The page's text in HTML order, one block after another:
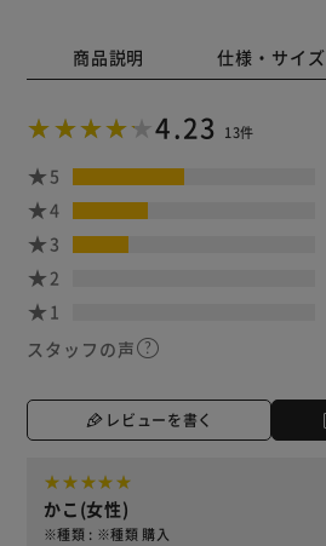
商品説明 仕様・サイズ
4.23 13件
5
4
3
2
1
スタッフの声
レビューを書く
かこ(女性)
※種類 : ※種類 購入